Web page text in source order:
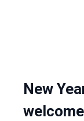
New
welcome